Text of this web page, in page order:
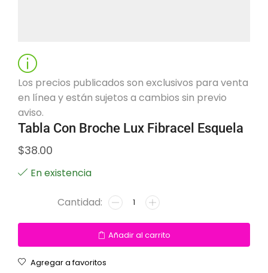
Los precios publicados son exclusivos para venta
en línea y están sujetos a cambios sin previo
aviso.
Tabla Con Broche Lux Fibracel Esquela
$38.00
En existencia
Añadir al carrito
Agregar a favoritos